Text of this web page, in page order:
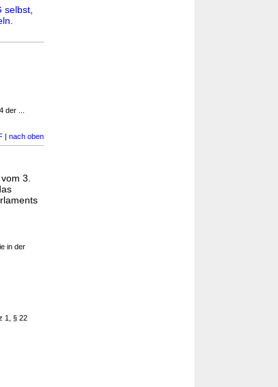
selbst
der ...
| nach oben
3.
in der
1, § 22